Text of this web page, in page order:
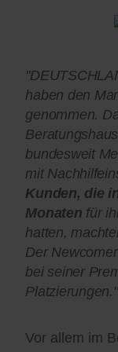
haben den
genommen.
bundesweit
mit
Kunden, die
Monaten für
hatten,
Der
bei seiner
Platzierungen."
Vor allem im